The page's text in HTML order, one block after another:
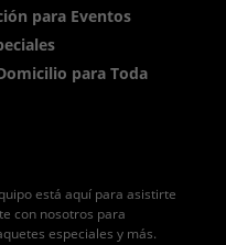
para Eventos
para Toda
está aquí para asistirte
con nosotros para
especiales y más.